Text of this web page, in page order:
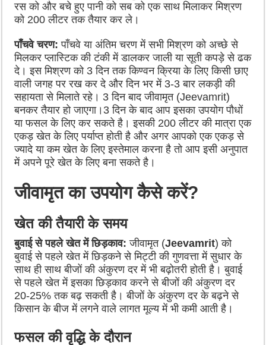
रस को और बचे हुए पानी को सब को एक साथ मिलाकर मिश्रण
को 200 लीटर तक तैयार कर ले।
पाँचवे चरण: पाँचवे या अंतिम चरण में सभी मिश्रण को अच्छे से
मिलकर प्लास्टिक की टंकी में डालकर जाली या सूती कपड़े से ढक
दे। इस मिश्रण को 3 दिन तक किण्वन क्रिया के लिए किसी छाए
वाली जगह पर रख कर दे और दिन भर में 3-3 बार लकड़ी की
सहायता से मिलाते रहे। 3 दिन बाद जीवामृत (Jeevamrit)
बनकर तैयार हो जाएगा।3 दिन के बाद आप इसका उपयोग पौधों
या फसल के लिए कर सकते है। इसकी 200 लीटर की मात्रा एक
एकड़ खेत के लिए पर्याप्त होती है और अगर आपको एक एकड़ से
ज्यादे या कम खेत के लिए इस्तेमाल करना है तो आप इसी अनुपात
में अपने पूरे खेत के लिए बना सकते है।
जीवामृत का उपयोग कैसे करें?
खेत की तैयारी के समय
बुवाई से पहले खेत में छिड़काव: जीवामृत (Jeevamrit) को
बुवाई से पहले खेत में छिड़कने से मिट्टी की गुणवत्ता में सुधार के
साथ ही साथ बीजों की अंकुरण दर में भी बढ़ोतरी होती है। बुवाई
से पहले खेत में इसका छिड़काव करने से बीजों की अंकुरण दर
20-25% तक बढ़ सकती है। बीजों के अंकुरण दर के बढ़ने से
किसान के बीज में लगने वाले लागत मूल्य में भी कमी आती है।
फसल की वृद्धि के दौरान